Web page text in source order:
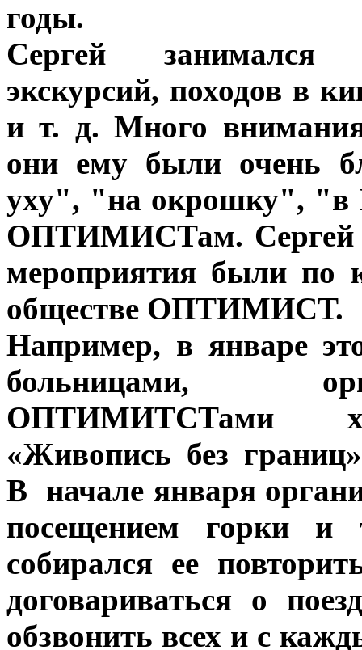
годы.
Сергей занимался
экскурсий, походов в
и т. д. Много
они ему были очень
уху", "на окрошку", "в
ОПТИМИСТам. Сергей
мероприятия были по
обществе ОПТИМИСТ.
Например, в январе
больницами,
ОПТИМИТСТами
«Живопись без
В начале января
посещением горки и
собирался ее
договариваться о
обзвонить всех и с